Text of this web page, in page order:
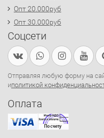
Опт 20.000руб
Опт 30.000руб
Соцсети
Отправляя любую форму на
иполитикой
Оплата